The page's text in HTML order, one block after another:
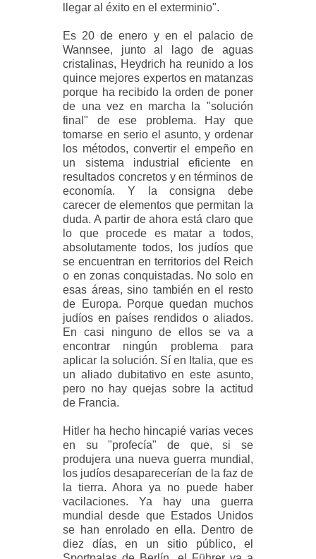
llegar al éxito en el exterminio".
Es 20 de enero y en el palacio de
Wannsee, junto al lago de aguas
cristalinas, Heydrich ha reunido a los
quince mejores expertos en matanzas
porque ha recibido la orden de poner
de una vez en marcha la "solución
final" de ese problema. Hay que
tomarse en serio el asunto, y ordenar
los métodos, convertir el empeño en
un sistema industrial eficiente en
resultados concretos y en términos de
economía. Y la consigna debe
carecer de elementos que permitan la
duda. A partir de ahora está claro que
lo que procede es matar a todos,
absolutamente todos, los judíos que
se encuentran en territorios del Reich
o en zonas conquistadas. No solo en
esas áreas, sino también en el resto
de Europa. Porque quedan muchos
judíos en países rendidos o aliados.
En casi ninguno de ellos se va a
encontrar ningún problema para
aplicar la solución. Sí en Italia, que es
un aliado dubitativo en este asunto,
pero no hay quejas sobre la actitud
de Francia.
Hitler ha hecho hincapié varias veces
en su "profecía" de que, si se
produjera una nueva guerra mundial,
los judíos desaparecerían de la faz de
la tierra. Ahora ya no puede haber
vacilaciones. Ya hay una guerra
mundial desde que Estados Unidos
se han enrolado en ella. Dentro de
diez días, en un sitio público, el